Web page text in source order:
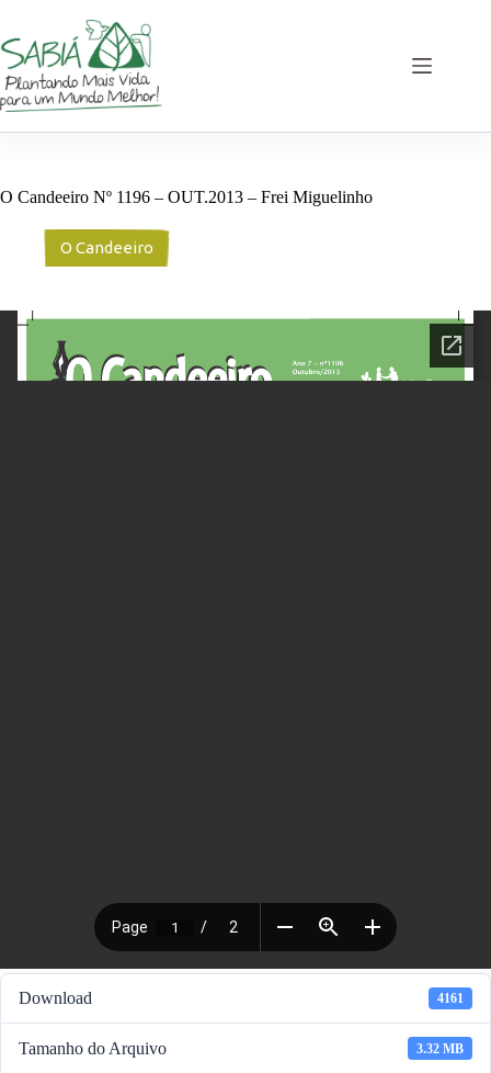
o
conteúdo
O Candeeiro Nº 1196 – OUT.2013 – Frei Miguelinho
O Candeeiro
Download 4161
Tamanho do Arquivo 3.32 MB